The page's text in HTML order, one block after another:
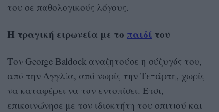
του σε παθολογικούς λόγους.
Η τραγική ειρωνεία με το παιδί του
Τον George Baldock αναζητούσε η σύζυγός του,
από την Αγγλία, από νωρίς την Τετάρτη, χωρίς
να καταφέρει να τον εντοπίσει. Έτσι,
επικοινώνησε με τον ιδιοκτήτη του σπιτιού και